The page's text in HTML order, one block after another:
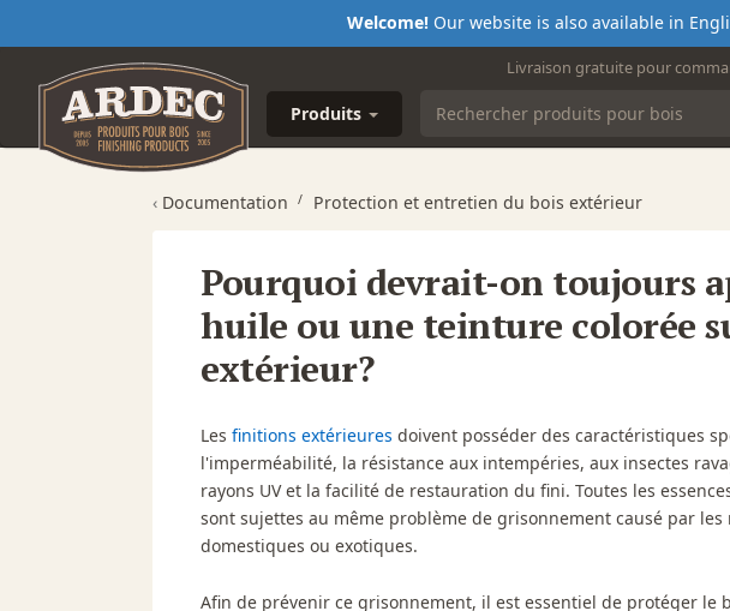
Welcome!Our website is also available in
Livraison gratuite pour
Produits
‹ Documentation Protection et entretien du bois extérieur
Pourquoi devrait-on toujours
huile ou une teinture colorée
extérieur?
Les finitions extérieures doivent posséder des caractéristiques
l'imperméabilité, la résistance aux intempéries, aux insectes
rayons UV et la facilité de restauration du fini. Toutes les
sont sujettes au même problème de grisonnement causé par les
domestiques ou exotiques.
Afin de prévenir ce grisonnement, il est essentiel de protéger le